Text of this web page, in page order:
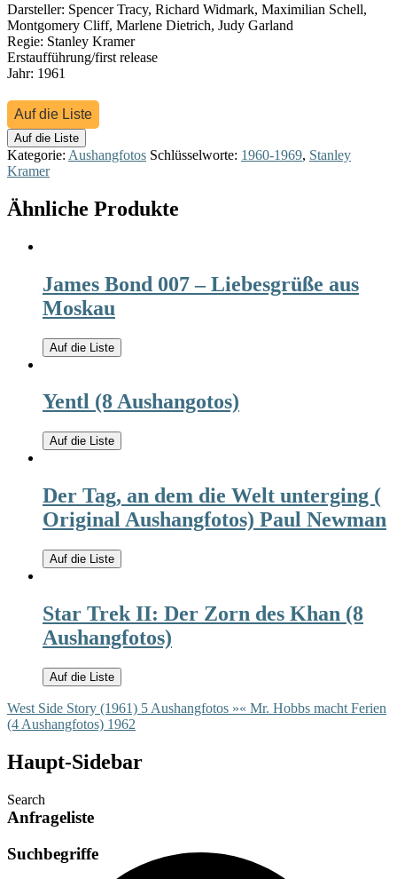
Darsteller: Spencer Tracy, Richard Widmark, Maximilian Schell,
Montgomery Cliff, Marlene Dietrich, Judy Garland
Regie: Stanley Kramer
Erstaufführung/first release
Jahr: 1961
Auf die Liste
Auf die Liste
Kategorie: Aushangfotos Schlüsselworte: 1960-1969, Stanley
Kramer
Ähnliche Produkte
James Bond 007 – Liebesgrüße aus
Moskau
Auf die Liste
Yentl (8 Aushangotos)
Auf die Liste
Der Tag, an dem die Welt unterging (
Original Aushangfotos) Paul Newman
Auf die Liste
Star Trek II: Der Zorn des Khan (8
Aushangfotos)
Auf die Liste
West Side Story (1961) 5 Aushangfotos »« Mr. Hobbs macht Ferien
(4 Aushangfotos) 1962
Haupt-Sidebar
Search
Anfrageliste
Suchbegriffe